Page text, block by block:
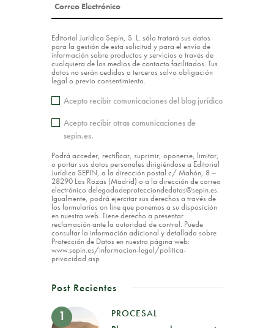
Editorial Jurídica Sepín, S. L. sólo tratará sus datos
para la gestión de esta solicitud y para el envío de
información sobre productos y servicios a través de
cualquiera de los medios de contacto facilitados. Tus
datos no serán cedidos a terceros salvo obligación
legal o previo consentimiento.
Acepto recibir comunicaciones del blog jurídico
Acepto recibir otras comunicaciones de
sepin.es.
Podrá acceder, rectificar, suprimir, oponerse, limitar,
o portar sus datos personales dirigiéndose a Editorial
Jurídica SEPIN, a la dirección postal c/ Mahón, 8 –
28290 Las Rozas (Madrid) o a la dirección de correo
electrónico delegadodeprotecciondedatos@sepin.es.
Igualmente, podrá ejercitar sus derechos a través de
los formularios on line que ponemos a su disposición
en nuestra web. Tiene derecho a presentar
reclamación ante la autoridad de control. Puede
consultar la información adicional y detallada sobre
Protección de Datos en nuestra página web:
www.sepin.es/informacion-legal/politica-
privacidad.asp
Post Recientes
PROCESAL